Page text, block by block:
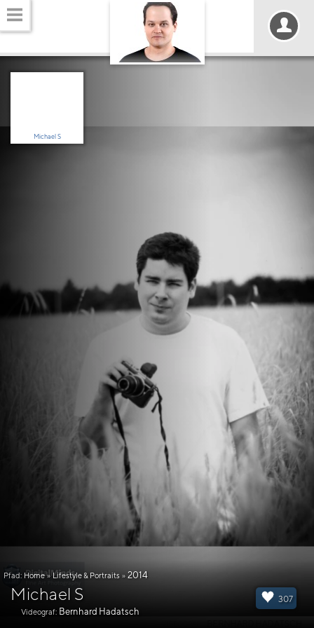
Michael S
307
Pfad: Home » Lifestyle & Portraits » 2014
Michael S
Videograf: Bernhard Hadatsch